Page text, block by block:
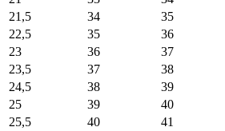
21,5
34
35
22,5
35
36
23
36
37
23,5
37
38
24,5
38
39
25
39
40
25,5
40
41